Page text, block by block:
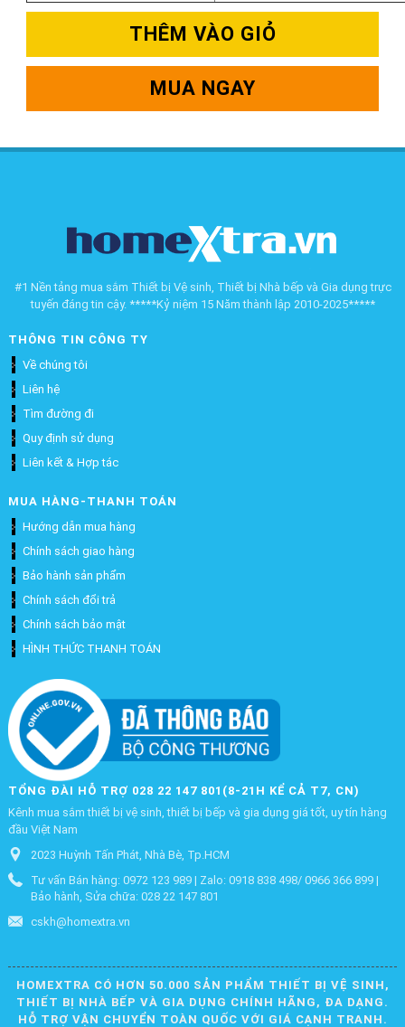
THÊM VÀO GIỎ
MUA NGAY
#1 Nền tảng mua sắm Thiết bị Vệ sinh, Thiết bị Nhà bếp và Gia dụng trực
tuyến đáng tin cậy. *****Kỷ niệm 15 Năm thành lập 2010-2025*****
THÔNG TIN CÔNG TY
Về chúng tôi
Liên hệ
Tìm đường đi
Quy định sử dụng
Liên kết & Hợp tác
MUA HÀNG-THANH TOÁN
Hướng dẫn mua hàng
Chính sách giao hàng
Bảo hành sản phẩm
Chính sách đổi trả
Chính sách bảo mật
HÌNH THỨC THANH TOÁN
TỔNG ĐÀI HỖ TRỢ 028 22 147 801(8-21H KỂ CẢ T7, CN)
Kênh mua sắm thiết bị vệ sinh, thiết bị bếp và gia dụng giá tốt, uy tín hàng
đầu Việt Nam
2023 Huỳnh Tấn Phát, Nhà Bè, Tp.HCM
Tư vấn Bán hàng: 0972 123 989 | Zalo: 0918 838 498/ 0966 366 899 |
Bảo hành, Sửa chữa: 028 22 147 801
cskh@homextra.vn
HOMEXTRA CÓ HƠN 50.000 SẢN PHẨM THIẾT BỊ VỆ SINH,
THIẾT BỊ NHÀ BẾP VÀ GIA DỤNG CHÍNH HÃNG, ĐA DẠNG.
HỖ TRỢ VẬN CHUYỂN TOÀN QUỐC VỚI GIÁ CẠNH TRANH.